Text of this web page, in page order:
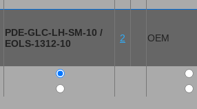
PDE-GLC-LH-SM-10 /
EOLS-1312-10
2 OEM